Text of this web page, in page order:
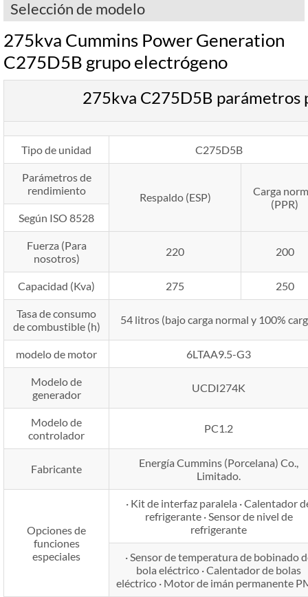
Selección de modelo
275kva Cummins Power Generation
C275D5B grupo electrógeno
275kva C275D5B parámetros
Tipo de unidad C275D5B
Parámetros de
rendimiento
Respaldo (ESP)
Carga
(PPR)
Según ISO 8528
Fuerza (Para
nosotros)
220 200
Capacidad (Kva) 275 250
Tasa de consumo
de combustible (h)
54 litros (bajo carga normal y 100%
modelo de motor 6LTAA9.5-G3
Modelo de
generador
UCDI274K
Modelo de
controlador
PC1.2
Fabricante
Energía Cummins (Porcelana) Co.,
Limitado.
Opciones de
funciones
especiales
· Kit de interfaz paralela · Calentador
refrigerante · Sensor de nivel de
refrigerante
· Sensor de temperatura de bobinado
bola eléctrico · Calentador de bolas
eléctrico · Motor de imán permanente